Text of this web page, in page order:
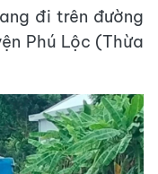
đi trên đường
Phú Lộc (Thừa